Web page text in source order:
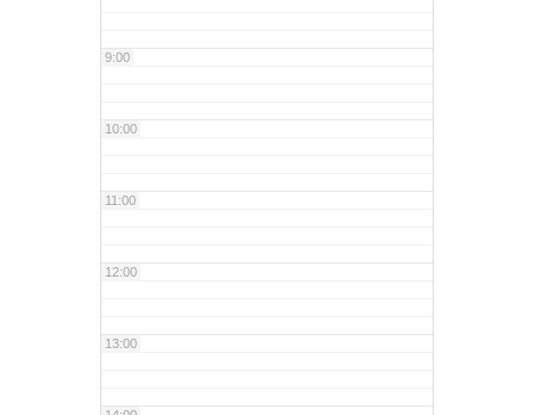
9:00
10:00
11:00
12:00
13:00